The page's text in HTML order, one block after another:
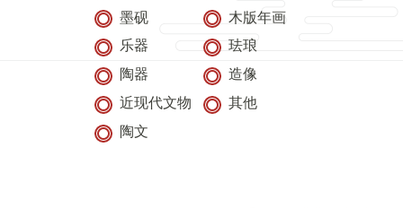
墨砚
木版年画
乐器
珐琅
陶器
造像
近现代文物
其他
陶文